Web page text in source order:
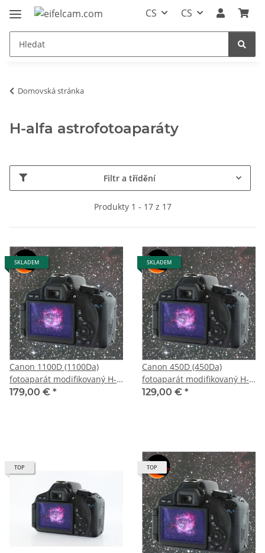
CS CS
Domovská stránka
H-alfa astrofotoaparáty
Filtr a třídění
Produkty 1 - 17 z 17
SKLADEM
Canon 1100D (1100Da)
fotoaparát modifikovaný H-
alpha astro a 2 roky záruka
179,00 € *
SKLADEM
Canon 450D (450Da)
fotoaparát modifikovaný H-
alpha astro a 2 roky záruka
129,00 € *
TOP TOP